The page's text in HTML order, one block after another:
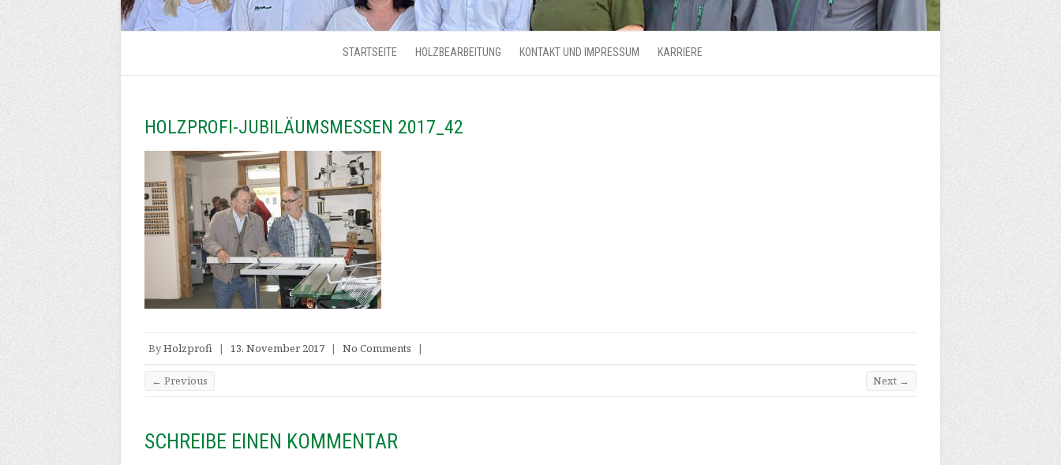
STARTSEITE HOLZBEARBEITUNG KONTAKT UND IMPRESSUM KARRIERE
HOLZPROFI-JUBILÄUMSMESSEN 2017_42
ByHolzprofi | 13. November 2017 | No Comments |
← Previous Next →
SCHREIBE EINEN KOMMENTAR